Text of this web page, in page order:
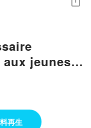
jeunes
再生